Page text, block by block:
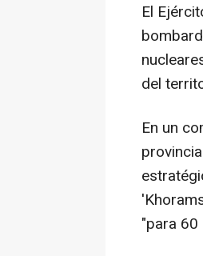
El
del
En un
"para